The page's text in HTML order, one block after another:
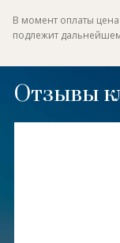
В момент оплаты
подлежит
Отзывы